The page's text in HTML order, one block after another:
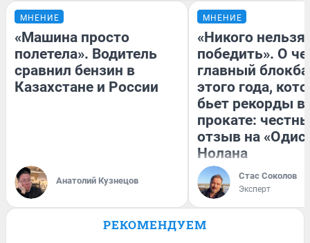
МНЕНИЕ
«Машина просто
полетела». Водитель
сравнил бензин в
Казахстане и России
Анатолий Кузнецов
МНЕНИЕ
«Никого нельзя
победить». О
главный
этого года,
бьет рекорды в
прокате:
отзыв на
Нолана
Стас Соколов
Эксперт
РЕКОМЕНДУЕМ